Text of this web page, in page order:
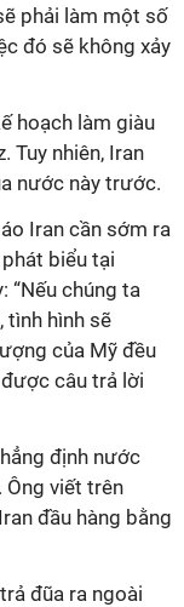
phải làm một số
đó sẽ không xảy
hoạch làm giàu
Tuy nhiên, Iran
nước này trước.
Iran cần sớm ra
biểu tại
“Nếu chúng ta
tình hình sẽ
của Mỹ đều
câu trả lời
định nước
viết trên
đầu hàng bằng
đũa ra ngoài